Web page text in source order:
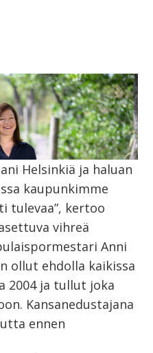
Helsinkiä ja haluan
kaupunkimme
tulevaa”, kertoo
vihreä
Anni
ollut ehdolla kaikissa
2004 ja tullut joka
Kansanedustajana
ennen